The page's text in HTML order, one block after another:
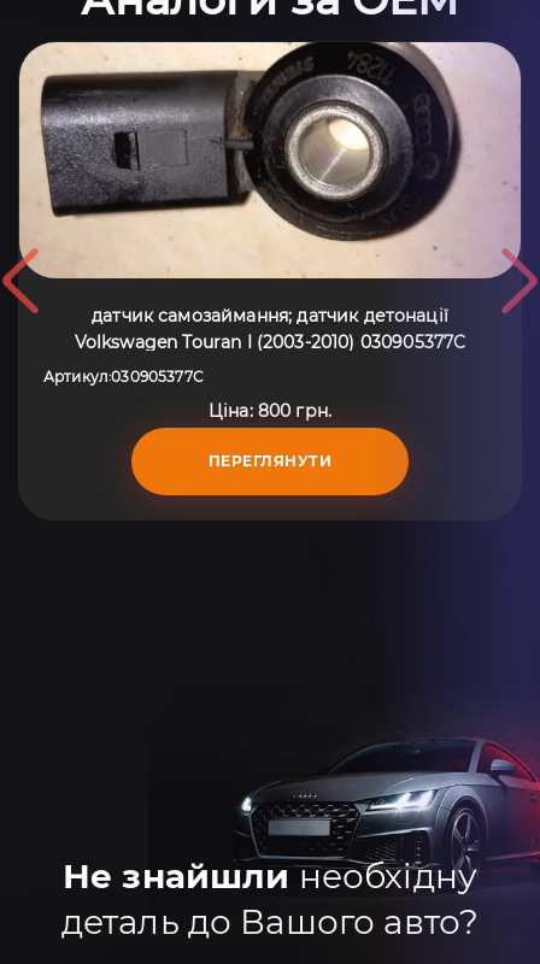
датчик самозаймання; датчик детонації
Volkswagen Touran I (2003-2010) 030905377C
Артикул:030905377C
Ціна: 800 грн.
ПЕРЕГЛЯНУТИ
Не знайшлинеобхідну
деталь до Вашого авто?